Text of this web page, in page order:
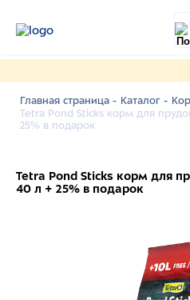
Главная страница - Каталог -
Tetra Pond Sticks корм для
25% в подарок
Tetra Pond Sticks корм для
40 л + 25% в подарок